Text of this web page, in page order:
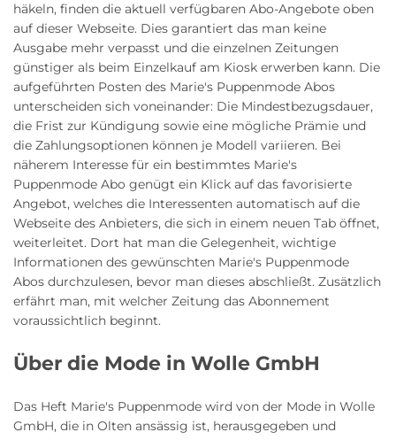
häkeln, finden die aktuell verfügbaren Abo-Angebote oben
auf dieser Webseite. Dies garantiert das man keine
Ausgabe mehr verpasst und die einzelnen Zeitungen
günstiger als beim Einzelkauf am Kiosk erwerben kann. Die
aufgeführten Posten des Marie's Puppenmode Abos
unterscheiden sich voneinander: Die Mindestbezugsdauer,
die Frist zur Kündigung sowie eine mögliche Prämie und
die Zahlungsoptionen können je Modell variieren. Bei
näherem Interesse für ein bestimmtes Marie's
Puppenmode Abo genügt ein Klick auf das favorisierte
Angebot, welches die Interessenten automatisch auf die
Webseite des Anbieters, die sich in einem neuen Tab öffnet,
weiterleitet. Dort hat man die Gelegenheit, wichtige
Informationen des gewünschten Marie's Puppenmode
Abos durchzulesen, bevor man dieses abschließt. Zusätzlich
erfährt man, mit welcher Zeitung das Abonnement
voraussichtlich beginnt.
Über die Mode in Wolle GmbH
Das Heft Marie's Puppenmode wird von der Mode in Wolle
GmbH, die in Olten ansässig ist, herausgegeben und